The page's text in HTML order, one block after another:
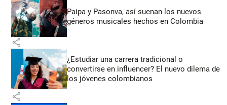
Paipa y Pasonva, así suenan los nuevos
géneros musicales hechos en Colombia
share
¿Estudiar una carrera tradicional o
convertirse en influencer? El nuevo dilema de
los jóvenes colombianos
share